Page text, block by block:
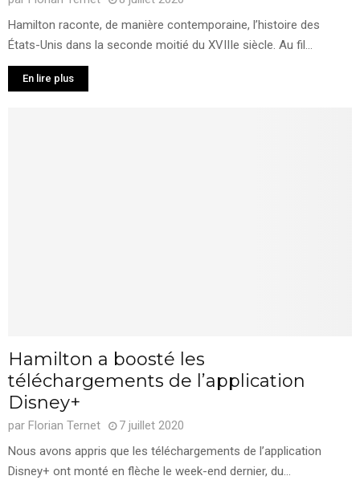
Hamilton raconte, de manière contemporaine, l’histoire des
États-Unis dans la seconde moitié du XVIIIe siècle. Au fil...
En lire plus
Hamilton a boosté les
téléchargements de l’application
Disney+
par Florian Ternet
7 juillet 2020
Nous avons appris que les téléchargements de l’application
Disney+ ont monté en flèche le week-end dernier, du...